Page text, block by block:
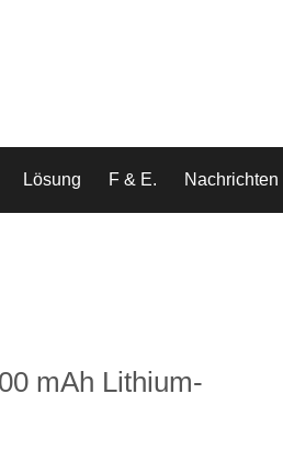
Lösung F & E. Nachrichten
mAh Lithium-